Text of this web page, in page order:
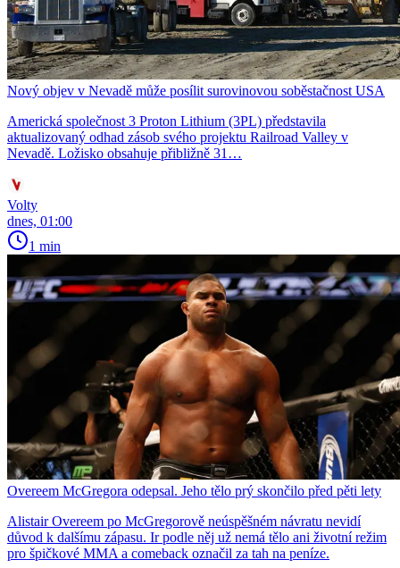
Nový objev v Nevadě může posílit surovinovou soběstačnost USA
Americká společnost 3 Proton Lithium (3PL) představila
aktualizovaný odhad zásob svého projektu Railroad Valley v
Nevadě. Ložisko obsahuje přibližně 31…
Volty
dnes, 01:00
1 min
Overeem McGregora odepsal. Jeho tělo prý skončilo před pěti lety
Alistair Overeem po McGregorově neúspěšném návratu nevidí
důvod k dalšímu zápasu. Ir podle něj už nemá tělo ani životní režim
pro špičkové MMA a comeback označil za tah na peníze.